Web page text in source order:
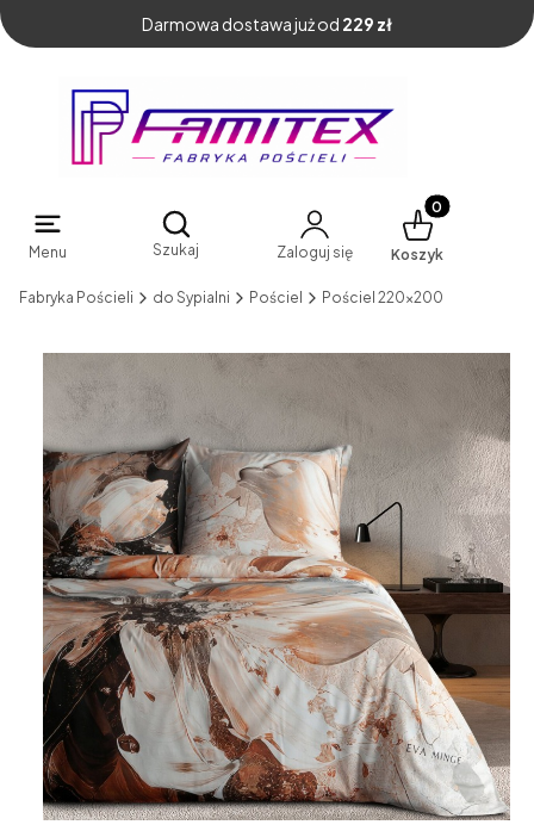
Darmowa dostawa już od 229 zł
Menu
Otwórz wyszukiwarkę
Szukaj Zaloguj się
Produkty w
Koszyk
Fabryka Pościeli do Sypialni Pościel Pościel 220x200